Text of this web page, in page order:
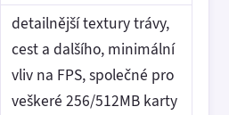
detailnější textury trávy,
cest a dalšího, minimální
vliv na FPS, společné pro
veškeré 256/512MB karty